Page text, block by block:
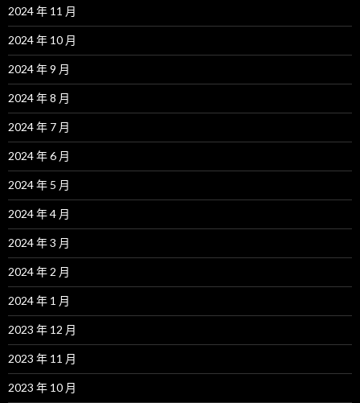
2024 年 11 月
2024 年 10 月
2024 年 9 月
2024 年 8 月
2024 年 7 月
2024 年 6 月
2024 年 5 月
2024 年 4 月
2024 年 3 月
2024 年 2 月
2024 年 1 月
2023 年 12 月
2023 年 11 月
2023 年 10 月